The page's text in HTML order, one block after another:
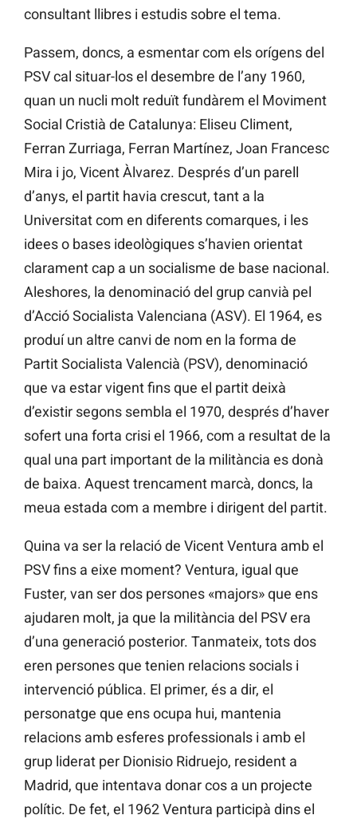
consultant llibres i estudis sobre el tema.
Passem, doncs, a esmentar com els orígens del
PSV cal situar-los el desembre de l’any 1960,
quan un nucli molt reduït fundàrem el Moviment
Social Cristià de Catalunya: Eliseu Climent,
Ferran Zurriaga, Ferran Martínez, Joan Francesc
Mira i jo, Vicent Àlvarez. Després d’un parell
d’anys, el partit havia crescut, tant a la
Universitat com en diferents comarques, i les
idees o bases ideològiques s’havien orientat
clarament cap a un socialisme de base nacional.
Aleshores, la denominació del grup canvià pel
d’Acció Socialista Valenciana (ASV). El 1964, es
produí un altre canvi de nom en la forma de
Partit Socialista Valencià (PSV), denominació
que va estar vigent fins que el partit deixà
d’existir segons sembla el 1970, després d’haver
sofert una forta crisi el 1966, com a resultat de la
qual una part important de la militància es donà
de baixa. Aquest trencament marcà, doncs, la
meua estada com a membre i dirigent del partit.
Quina va ser la relació de Vicent Ventura amb el
PSV fins a eixe moment? Ventura, igual que
Fuster, van ser dos persones «majors» que ens
ajudaren molt, ja que la militància del PSV era
d’una generació posterior. Tanmateix, tots dos
eren persones que tenien relacions socials i
intervenció pública. El primer, és a dir, el
personatge que ens ocupa hui, mantenia
relacions amb esferes professionals i amb el
grup liderat per Dionisio Ridruejo, resident a
Madrid, que intentava donar cos a un projecte
polític. De fet, el 1962 Ventura participà dins el